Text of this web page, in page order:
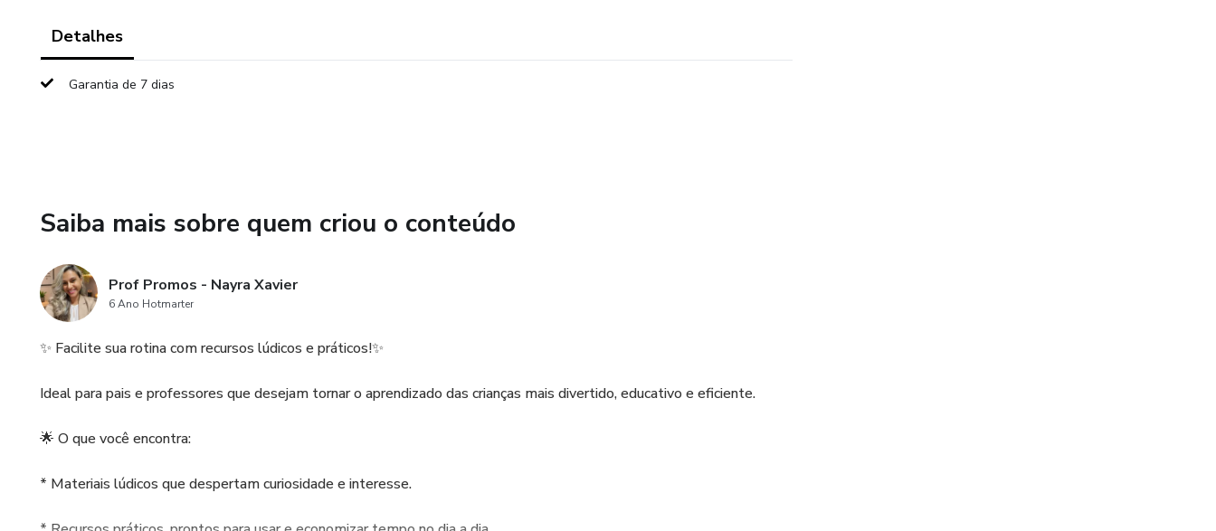
Porque a vida da prof pode — e deve! — ser mais suave, linda e organizada 💙
Detalhes
Garantia de 7 dias
Saiba mais sobre quem criou o conteúdo
Prof Promos - Nayra Xavier
6 Ano Hotmarter
✨ Facilite sua rotina com recursos lúdicos e práticos!✨
Ideal para pais e professores que desejam tornar o aprendizado das crianças mais divertido, educativo e eficiente.
🌟 O que você encontra:
* Materiais lúdicos que despertam curiosidade e interesse.